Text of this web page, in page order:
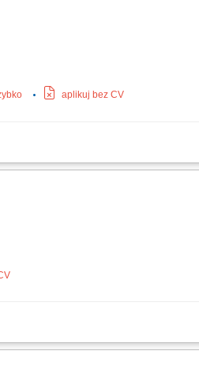
aplikuj bez CV
technicznych dotyczących rozwiązań
Koordynowanie działań sił własnych oraz